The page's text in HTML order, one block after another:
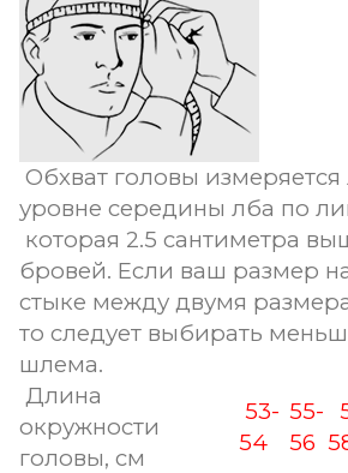
Обхват головы измеряется
уровне середины лба по
которая 2.5 сантиметра
бровей. Если ваш размер
стыке между двумя
то следует выбирать
шлема.
Длина
окружности
головы, см
53-
54
55-
56